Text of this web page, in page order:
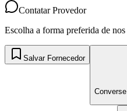
Contatar Provedor
Escolha a forma preferida de
Salvar Fornecedor